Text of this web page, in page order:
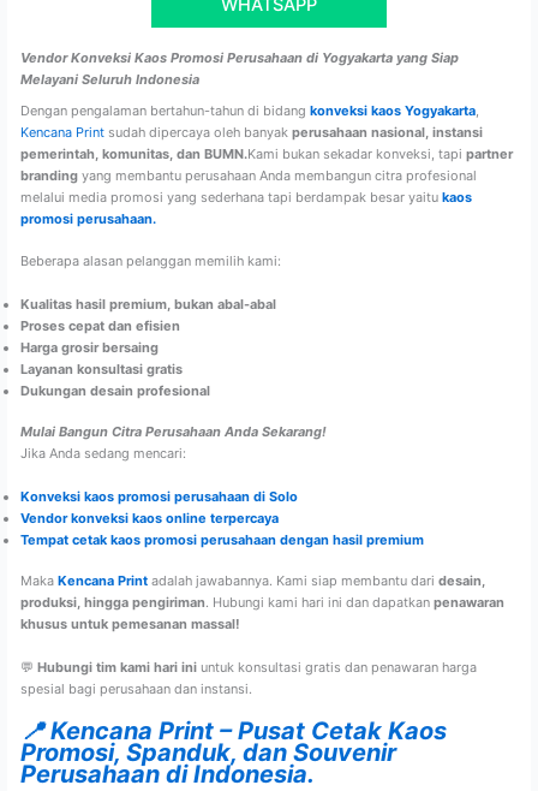
WHATSAPP
Vendor Konveksi Kaos Promosi Perusahaan di Yogyakarta yang Siap
Melayani Seluruh Indonesia
Dengan pengalaman bertahun-tahun di bidang konveksi kaos Yogyakarta,
Kencana Printsudah dipercaya oleh banyak perusahaan nasional, instansi
pemerintah, komunitas, dan BUMN.Kami bukan sekadar konveksi, tapi partner
brandingyang membantu perusahaan Anda membangun citra profesional
melalui media promosi yang sederhana tapi berdampak besar yaitu kaos
promosi perusahaan.
Beberapa alasan pelanggan memilih kami:
Kualitas hasil premium, bukan abal-abal
Proses cepat dan efisien
Harga grosir bersaing
Layanan konsultasi gratis
Dukungan desain profesional
Mulai Bangun Citra Perusahaan Anda Sekarang!
Jika Anda sedang mencari:
Konveksi kaos promosi perusahaan di Solo
Vendor konveksi kaos online terpercaya
Tempat cetak kaos promosi perusahaan dengan hasil premium
Maka Kencana Print adalah jawabannya. Kami siap membantu dari desain,
produksi, hingga pengiriman. Hubungi kami hari ini dan dapatkan penawaran
khusus untuk pemesanan massal!
💬 Hubungi tim kami hari iniuntuk konsultasi gratis dan penawaran harga
spesial bagi perusahaan dan instansi.
📍 Kencana Print – Pusat Cetak Kaos
Promosi, Spanduk, dan Souvenir
Perusahaan di Indonesia.